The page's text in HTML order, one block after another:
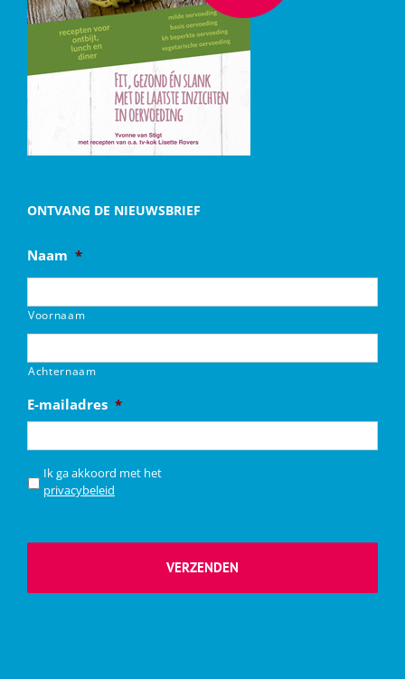
ONTVANG DE NIEUWSBRIEF
Naam *
Voornaam
Achternaam
E-mailadres *
Ik ga akkoord met het
privacybeleid